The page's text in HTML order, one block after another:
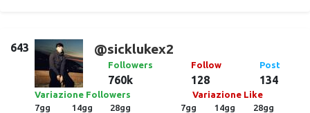
643 @sicklukex2
Followers
760k
Follow
128
Post
134
Variazione Followers
7gg
14gg 28gg
Variazione Like
7gg
14gg 28gg